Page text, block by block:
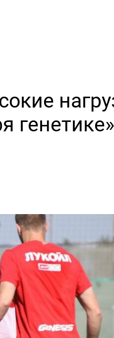
генетике»